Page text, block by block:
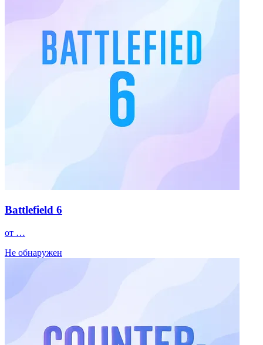
Battlefield 6
от …
Не обнаружен